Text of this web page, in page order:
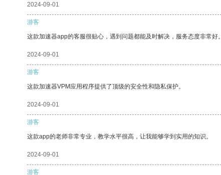
2024-09-01
游客
这款加速器app的客服很贴心，遇到问题都能及时解决，服务态度非常好。
2024-09-01
游客
这款加速器VPM应用程序提供了顶级的安全性和隐私保护。
2024-09-01
游客
这款app的老师非常专业，教学水平很高，让我能够学到实用的知识。
2024-09-01
游客